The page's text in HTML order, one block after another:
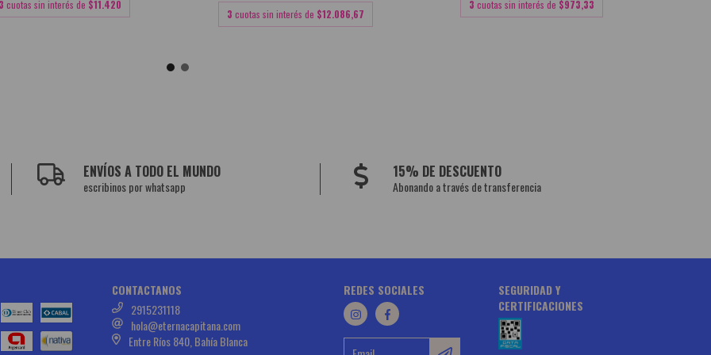
3 cuotas sin interés de $11.420
3 cuotas sin interés de $12.086,67
3 cuotas sin interés de $973,33
ENVÍOS A TODO EL MUNDO
escribinos por whatsapp
15% DE DESCUENTO
Abonando a través de transferencia
CONTACTANOS
2915231118
hola@eternacapitana.com
Entre Ríos 840, Bahía Blanca
REDES SOCIALES
SEGURIDAD Y
CERTIFICACIONES